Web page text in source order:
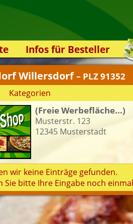
Infos für Besteller
Lieferservice-App
Weiterempfehlen
Newsletter
Sicherheit
Kontakt
Willersdorf– PLZ 91352
Kategorien
(Freie Werbefläche...)
Musterstr. 123
12345 Musterstadt
wir keine Einträge gefunden.
Sie bitte Ihre Eingabe noch